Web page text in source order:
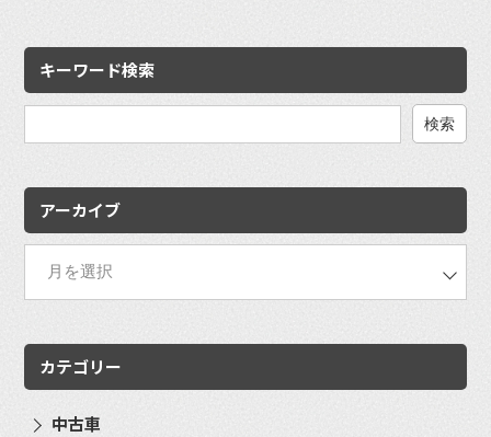
キーワード検索
アーカイブ
カテゴリー
中古車